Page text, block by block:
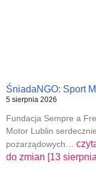
ŚniadaNGO: Sport
5 sierpnia 2026
Fundacja Sempre a
Motor Lublin
pozarządowych…
do zmian [13